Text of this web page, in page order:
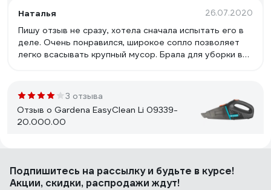
Наталья 26.07.2020
Пишу отзыв не сразу, хотела сначала испытать его в
деле. Очень понравился, широкое сопло позволяет
легко всасывать крупный мусор. Брала для уборки в
Свинки поначалу пугались, конечно, ревёт он не тихо,
так скажем, но сейчас уже привыкли. Вещь не
дешёвая, я покупала, когда он стоил ещё около 6 т.
Мне нравится.
3 отзыва
Отзыв о Gardena EasyClean Li 09339-
20.000.00
Для меня легкий
Подпишитесь на рассылкуи будьте в курсе!
Акции, скидки, распродажи ждут!